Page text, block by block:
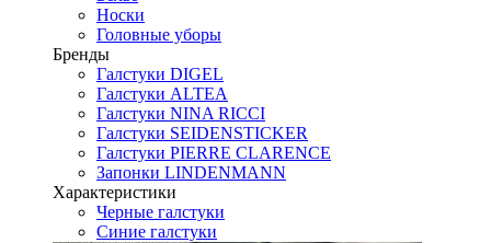
Носки
Головные уборы
Бренды
Галстуки DIGEL
Галстуки ALTEA
Галстуки NINA RICCI
Галстуки SEIDENSTICKER
Галстуки PIERRE CLARENCE
Запонки LINDENMANN
Характеристики
Черные галстуки
Синие галстуки